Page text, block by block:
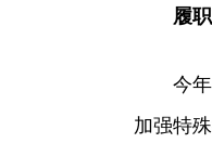
履
今
加强特